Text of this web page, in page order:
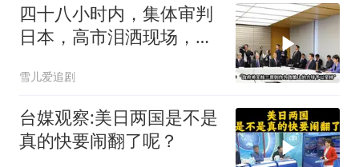
四十八小时内，集体审判
日本，高市泪洒现场，中
雪儿爱追剧
台媒观察:美日两国是不是
真的快要闹翻了呢？